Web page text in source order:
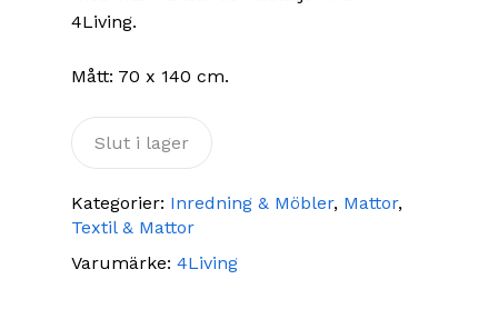
4Living.
Mått: 70 x 140 cm.
Slut i lager
Kategorier: Inredning & Möbler, Mattor,
Textil & Mattor
Varumärke: 4Living